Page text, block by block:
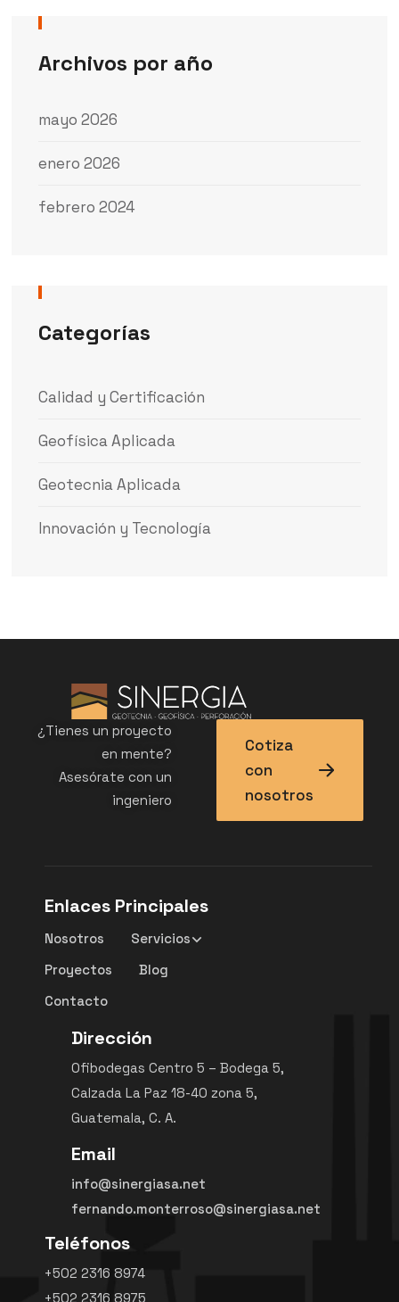
Archivos por año
mayo 2026
enero 2026
febrero 2024
Categorías
Calidad y Certificación
Geofísica Aplicada
Geotecnia Aplicada
Innovación y Tecnología
¿Tienes un proyecto
en mente?
Asesórate con un
ingeniero
Cotiza
con
nosotros
Enlaces Principales
Nosotros
Servicios
Proyectos
Blog
Contacto
Dirección
Ofibodegas Centro 5 – Bodega 5,
Calzada La Paz 18-40 zona 5,
Guatemala, C. A.
Email
info@sinergiasa.net
fernando.monterroso@sinergiasa.net
Teléfonos
+502 2316 8974
+502 2316 8975